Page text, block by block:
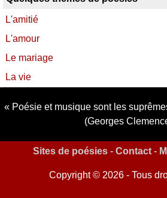
L'amitié
L'amour
Le mariage
La vie
Poésie et musique sont les
(Georges
Sites de poésies- Contact-
Copyright © 2026 - Tous